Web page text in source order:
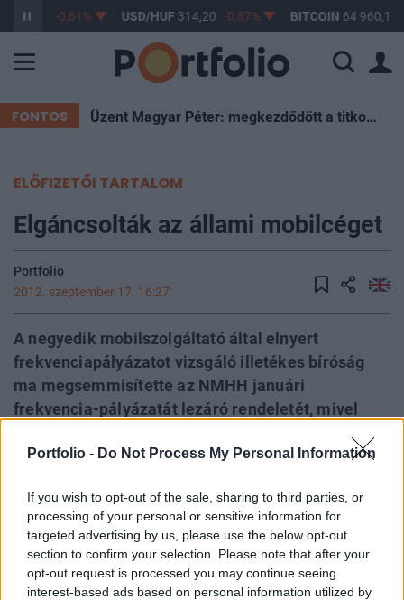
Portfolio - Do Not Process My Personal Information
If you wish to opt-out of the sale, sharing to third parties, or
processing of your personal or sensitive information for
targeted advertising by us, please use the below opt-out
section to confirm your selection. Please note that after your
opt-out request is processed you may continue seeing
interest-based ads based on personal information utilized by
363,17 -0,61% USD/HUF 314,20 -0,87% BITCOIN 64 960,17
FONTOS Üzent Magyar Péter: megkezdődött a titkos szavazás a leendő köztársasági elnökről
ELŐFIZETŐI TARTALOM
Elgáncsolták az állami mobilcéget
Portfolio
2012. szeptember 17. 16:27
A negyedik mobilszolgáltató által elnyert
frekvenciapályázatot vizsgáló illetékes bíróság
ma megsemmisítette az NMHH januári
frekvencia-pályázatát lezáró rendeletét, mivel
megfelelően állami vállalat nem vehetett volna
nincs lehetőség ellene fellebbezni. A döntés egyik
legfontosabb következménye, hogy az állami
mobilcég valószínűleg már nem tudja idén
elindítani szolgáltatását.